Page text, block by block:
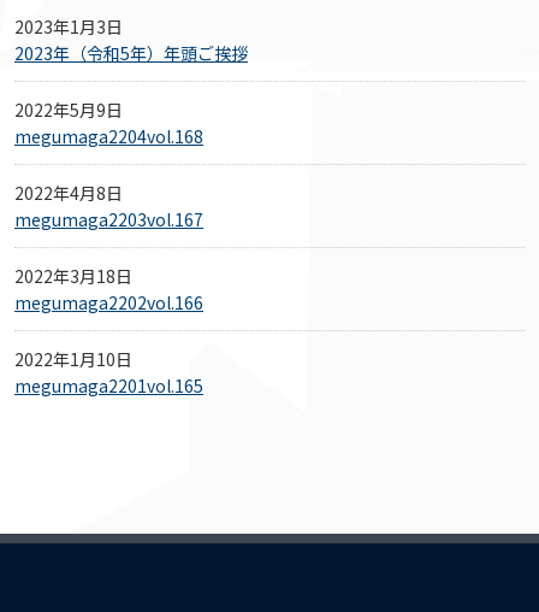
2023年1月3日
2023年（令和5年）年頭ご挨拶
2022年5月9日
megumaga2204vol.168
2022年4月8日
megumaga2203vol.167
2022年3月18日
megumaga2202vol.166
2022年1月10日
megumaga2201vol.165